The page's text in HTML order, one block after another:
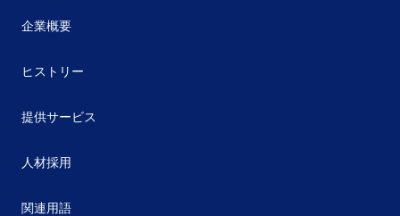
企業概要
ヒストリー
提供サービス
人材採用
関連用語